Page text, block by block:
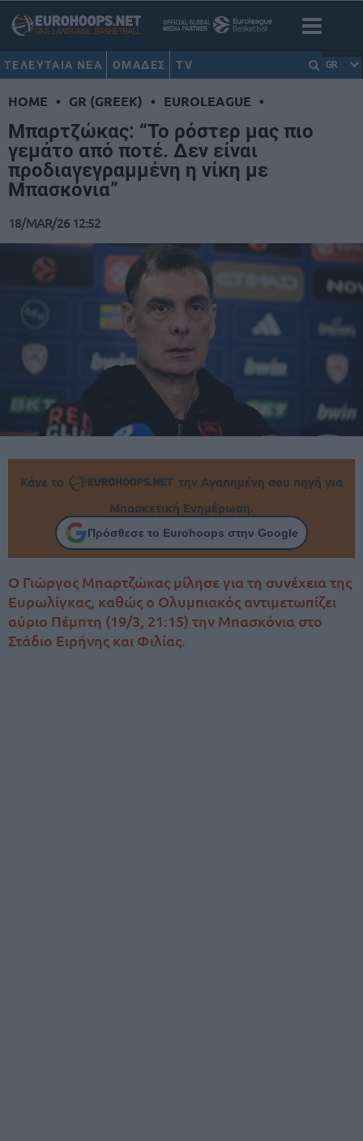
ΤΕΛΕΥΤΑΙΑ ΝΕΑ ΟΜΑΔΕΣ TV GR
HOME • GR (GREEK) • EUROLEAGUE •
Μπαρτζώκας: “Το ρόστερ μας πιο
γεμάτο από ποτέ. Δεν είναι
προδιαγεγραμμένη η νίκη με
Μπασκόνια”
18/MAR/26 12:52
Κάνε το
την Αγαπημένη σου πηγή για
Μπασκετική Ενημέρωση.
Πρόσθεσε το Eurohoops στην Google
Ο Γιώργος Μπαρτζώκας μίλησε για τη συνέχεια της
Ευρωλίγκας, καθώς ο Ολυμπιακός αντιμετωπίζει
αύριο Πέμπτη (19/3, 21:15) την Μπασκόνια στο
Στάδιο Ειρήνης και Φιλίας.